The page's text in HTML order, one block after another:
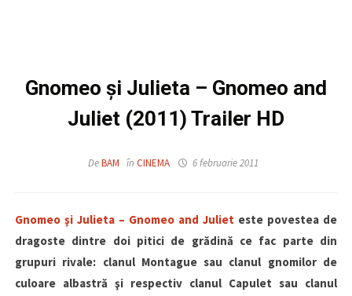
Gnomeo şi Julieta – Gnomeo and
Juliet (2011) Trailer HD
DeBAM înCINEMA 6 februarie 2011
Gnomeo şi Julieta – Gnomeo and Juliet este povestea de
dragoste dintre doi pitici de grădină ce fac parte din
grupuri rivale: clanul Montague sau clanul gnomilor de
culoare albastră şi respectiv clanul Capulet sau clanul